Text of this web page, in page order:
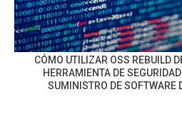
CÓMO UTILIZAR OSS REBUILD
HERRAMIENTA DE
SUMINISTRO DE SOFTWARE